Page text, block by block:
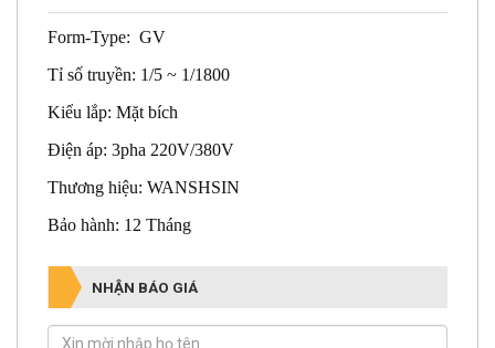
Form-Type: GV
Tỉ số truyền: 1/5 ~ 1/1800
Kiểu lắp: Mặt bích
Điện áp: 3pha 220V/380V
Thương hiệu: WANSHSIN
Bảo hành: 12 Tháng
NHẬN BÁO GIÁ